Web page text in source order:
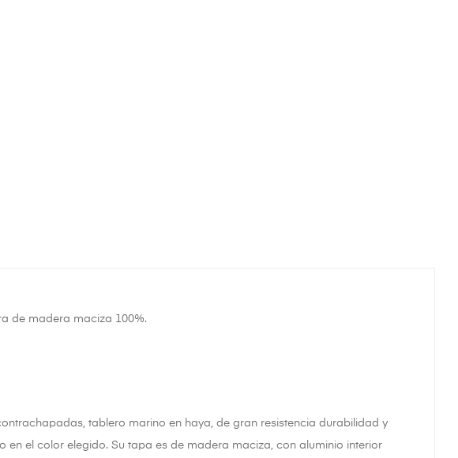
de madera maciza 100%.
tablero marino en haya, de gran resistencia durabilidad y
el color elegido. Su tapa es de madera maciza, con aluminio interior